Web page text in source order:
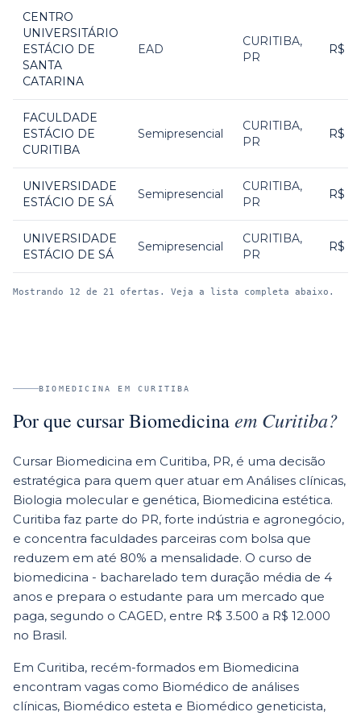
CENTRO
UNIVERSITÁRIO
ESTÁCIO DE
SANTA
CATARINA
EAD
CURITIBA,
PR
R$
FACULDADE
ESTÁCIO DE
CURITIBA
Semipresencial
CURITIBA,
PR
R$
UNIVERSIDADE
ESTÁCIO DE SÁ
Semipresencial
CURITIBA,
PR
R$
UNIVERSIDADE
ESTÁCIO DE SÁ
Semipresencial
CURITIBA,
PR
R$
Mostrando 12 de 21 ofertas. Veja a lista completa abaixo.
BIOMEDICINA EMCURITIBA
Por que cursarBiomedicinaem Curitiba?
Cursar Biomedicina em Curitiba, PR, é uma decisão
estratégica para quem quer atuar em Análises clínicas,
Biologia molecular e genética, Biomedicina estética.
Curitiba faz parte do PR, forte indústria e agronegócio,
e concentra faculdades parceiras com bolsa que
reduzem em até 80% a mensalidade. O curso de
biomedicina - bacharelado tem duração média de 4
anos e prepara o estudante para um mercado que
paga, segundo o CAGED, entre R$ 3.500 a R$ 12.000
no Brasil.
Em Curitiba, recém-formados em Biomedicina
encontram vagas como Biomédico de análises
clínicas, Biomédico esteta e Biomédico geneticista,